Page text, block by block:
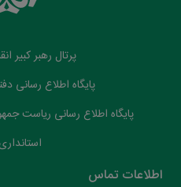
پرتال رهبر کبیر
پایگاه اطلاع رسانی
پایگاه اطلاع رسانی ریاست
اطلاعات تماس